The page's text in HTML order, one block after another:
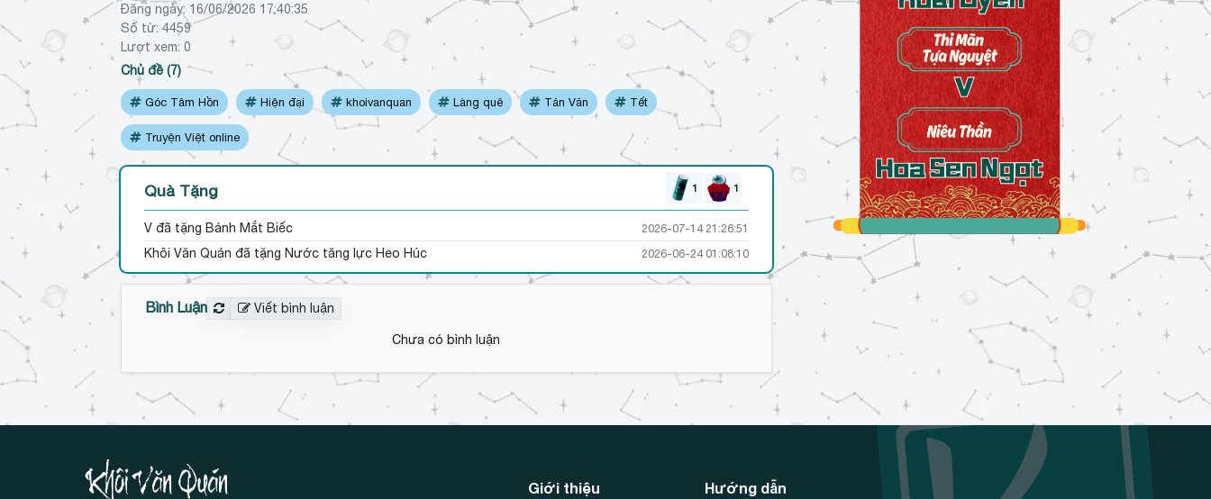
Đăng ngày: 16/06/2026 17:40:35
Số từ: 4459
Lượt xem: 0
Chủ đề (7)
Góc Tâm Hồn Hiện đại khoivanquan Làng quê Tản Văn Tết
Truyện Việt online
Quà Tặng 1 1
V đã tặng Bánh Mắt Biếc 2026-07-14 21:26:51
Khôi Văn Quán đã tặng Nước tăng lực Heo Húc 2026-06-24 01:08:10
Bình Luận Viết bình luận
Chưa có bình luận
Giới thiệu Hướng dẫn